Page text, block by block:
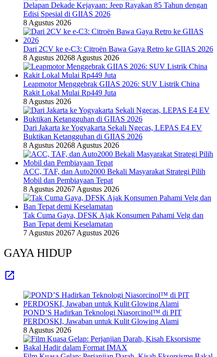
Delapan Dekade Kejayaan: Jeep Rayakan 85 Tahun dengan
Edisi Spesial di GIIAS 2026
8 Agustus 2026
Dari 2CV ke e-C3: Citroën Bawa Gaya Retro ke GIIAS 2026
8 Agustus 20268 Agustus 2026
Leapmotor Menggebrak GIIAS 2026: SUV Listrik China
Rakit Lokal Mulai Rp449 Juta
8 Agustus 2026
Dari Jakarta ke Yogyakarta Sekali Ngecas, LEPAS E4 EV
Buktikan Ketangguhan di GIIAS 2026
8 Agustus 20268 Agustus 2026
ACC, TAF, dan Auto2000 Bekali Masyarakat Strategi Pilih
Mobil dan Pembiayaan Tepat
8 Agustus 20267 Agustus 2026
Tak Cuma Gaya, DFSK Ajak Konsumen Pahami Velg dan
Ban Tepat demi Keselamatan
7 Agustus 20267 Agustus 2026
GAYA HIDUP
POND’S Hadirkan Teknologi Niasorcinol™ di PIT
PERDOSKI, Jawaban untuk Kulit Glowing Alami
8 Agustus 2026